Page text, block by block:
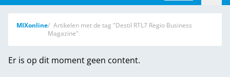
DHZ Sessie
Marktcijfers
MIXonline
Artikelen met de tag "Destil RTL7 Regio Business
Magazine"
Er is op dit moment geen content.